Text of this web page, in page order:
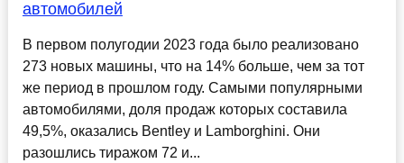
автомобилей
В первом полугодии 2023 года было реализовано
273 новых машины, что на 14% больше, чем за тот
же период в прошлом году. Самыми популярными
автомобилями, доля продаж которых составила
49,5%, оказались Bentley и Lamborghini. Они
разошлись тиражом 72 и...